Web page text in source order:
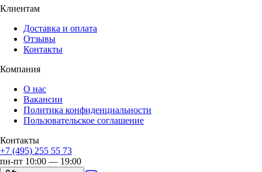
Клиентам
Доставка и оплата
Отзывы
Контакты
Компания
О нас
Вакансии
Политика конфиденциальности
Пользовательское соглашение
Контакты
+7 (495) 255 55 73
пн-пт 10:00 — 19:00